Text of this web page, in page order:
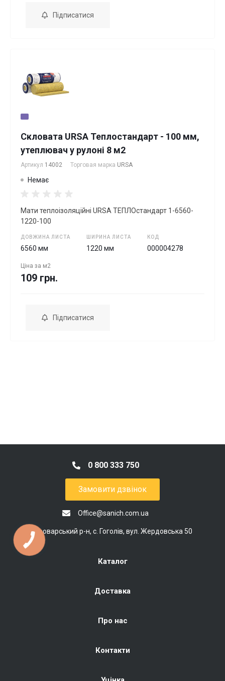
Підписатися
Скловата URSA Теплостандарт - 100 мм,
утеплювач у рулоні 8 м2
Артикул 14002 Торговая марка URSA
Немає
Мати теплоізоляційні URSA ТЕПЛОстандарт 1-6560-
1220-100
ДОВЖИНА ЛИСТА
6560 мм
ШИРИНА ЛИСТА
1220 мм
КОД
000004278
Ціна за м2
109 грн.
Підписатися
0 800 333 750
Замовити дзвінок
Office@sanich.com.ua
Броварський р-н, с. Гоголів, вул. Жердовська 50
Каталог
Доставка
Про нас
Контакти